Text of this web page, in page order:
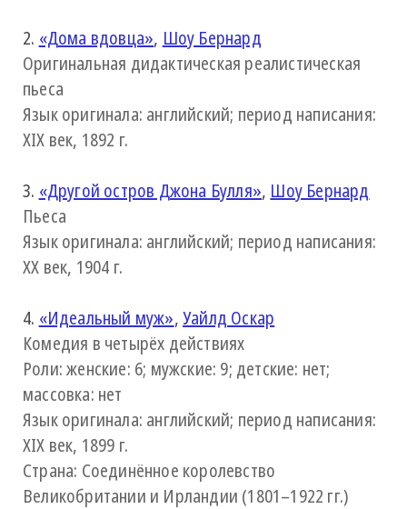
2. «Дома вдовца», Шоу Бернард
Оригинальная дидактическая реалистическая
пьеса
Язык оригинала: английский; период написания:
XIX век, 1892 г.
3. «Другой остров Джона Булля», Шоу Бернард
Пьеса
Язык оригинала: английский; период написания:
XX век, 1904 г.
4. «Идеальный муж»,Уайлд Оскар
Комедия в четырёх действиях
Роли: женские: 6; мужские: 9; детские: нет;
массовка: нет
Язык оригинала: английский; период написания:
XIX век, 1899 г.
Страна: Соединённое королевство
Великобритании и Ирландии (1801–1922 гг.)